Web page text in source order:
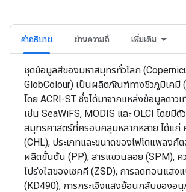
คำอธิบาย ย่านความถี่ เพิ่มเติม
ชุดข้อมูลสีของมหาสมุทรทั่วโลก
GlobColour) เป็นผลิตภัณฑ์ทางชีวภูมิเคมี
โดย ACRI-ST ซึ่งได้มาจากแหล่งข้อมูลดาว
เช่น SeaWiFS, MODIS และ OLCI โดยมีตั
สมุทรศาสตร์ที่ครอบคลุมหลากหลาย ได้แก่
(CHL), ประเภทและขนาดของไฟโตแพลงก์
ผลิตขั้นต้น (PP), สารแขวนลอย (SPM), ค
โปร่งใสของเซคคี (ZSD), การลดทอนแสงแ
(KD490), การกระเจิงแสงย้อนกลับของอนุ